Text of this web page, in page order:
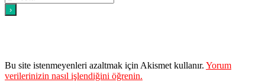
Bu site istenmeyenleri azaltmak için Akismet kullanır. Yorum
verilerinizin nasıl işlendiğini öğrenin.